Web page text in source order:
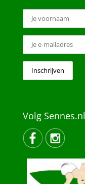
Volg Sennes.nl